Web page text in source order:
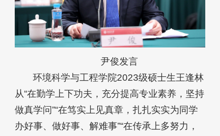
尹俊发言
环境科学与工程学院2023级硕士生王逢林
从“在勤学上下功夫，充分提高专业素养，坚持
做真学问”“在笃实上见真章，扎扎实实为同学
办好事、做好事、解难事”“在传承上多努力，